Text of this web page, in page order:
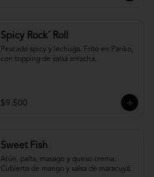
Spicy Rock´ Roll
Pescado spicy y lechuga. Frito en Panko,
con topping de salsa sriracha.
$9.500
Sweet Fish
Atún, palta, masago y queso crema.
Cubierto de mango y salsa de maracuyá.